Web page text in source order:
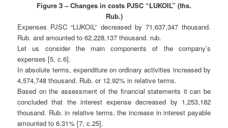
Figure 3 – Changes in costs PJSC “LUKOIL” (ths.
Rub.)
Expenses PJSC “LUKOIL” decreased by 71,637,347 thousand.
Rub. and amounted to 62,228,137 thousand. rub.
Let us consider the main components of the company’s
expenses [5, c.6].
In absolute terms, expenditure on ordinary activities increased by
4,574,748 thousand. Rub. or 12.92% in relative terms.
Based on the assessment of the financial statements it can be
concluded that the interest expense decreased by 1,253,182
thousand. Rub. in relative terms, the increase in interest payable
amounted to 6.31% [7, c.25].